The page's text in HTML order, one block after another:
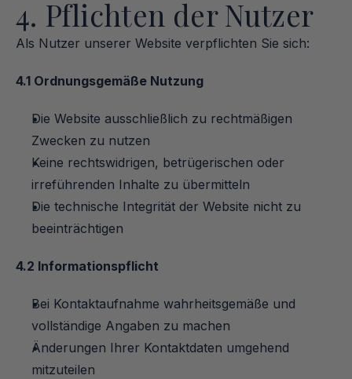
4. Pflichten der Nutzer
Als Nutzer unserer Website verpflichten Sie sich:
4.1 Ordnungsgemäße Nutzung
Die Website ausschließlich zu rechtmäßigen
Zwecken zu nutzen
Keine rechtswidrigen, betrügerischen oder
irreführenden Inhalte zu übermitteln
Die technische Integrität der Website nicht zu
beeinträchtigen
4.2 Informationspflicht
Bei Kontaktaufnahme wahrheitsgemäße und
vollständige Angaben zu machen
Änderungen Ihrer Kontaktdaten umgehend
mitzuteilen